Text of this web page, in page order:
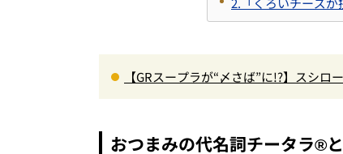
【GRスープラが“〆さば”に!?】スシ
おつまみの代名詞チータラ®